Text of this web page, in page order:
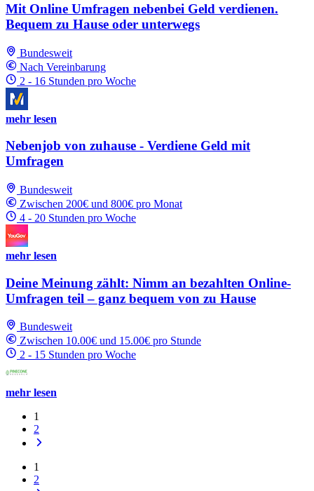
Mit Online Umfragen nebenbei Geld verdienen.
Bequem zu Hause oder unterwegs
Bundesweit
Nach Vereinbarung
2 - 16 Stunden pro Woche
mehr lesen
Nebenjob von zuhause - Verdiene Geld mit
Umfragen
Bundesweit
Zwischen 200€ und 800€ pro Monat
4 - 20 Stunden pro Woche
mehr lesen
Deine Meinung zählt: Nimm an bezahlten Online-
Umfragen teil – ganz bequem von zu Hause
Bundesweit
Zwischen 10.00€ und 15.00€ pro Stunde
2 - 15 Stunden pro Woche
mehr lesen
1
2
1
2